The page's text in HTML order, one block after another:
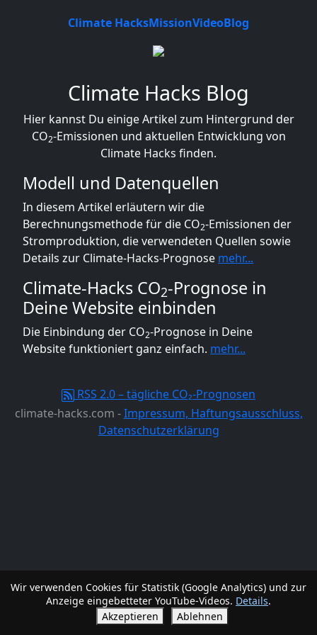
Climate HacksMissionVideoBlog
Climate Hacks Blog
Hier kannst Du einige Artikel zum Hintergrund der
CO2-Emissionen und aktuellen Entwicklung von
Climate Hacks finden.
Modell und Datenquellen
In diesem Artikel erläutern wir die
Berechnungsmethode für die CO2-Emissionen der
Stromproduktion, die verwendeten Quellen sowie
Details zur Climate-Hacks-Prognose mehr...
Climate-Hacks CO2-Prognose in
Deine Website einbinden
Die Einbindung der CO2-Prognose in Deine
Website funktioniert ganz einfach. mehr...
RSS 2.0 – tägliche CO₂-Prognosen
climate-hacks.com -Impressum, Haftungsausschluss,
Datenschutzerklärung
Wir verwenden Cookies für Statistik (Google Analytics) und zur
Anzeige eingebetteter YouTube-Videos. Details.
Akzeptieren
Ablehnen